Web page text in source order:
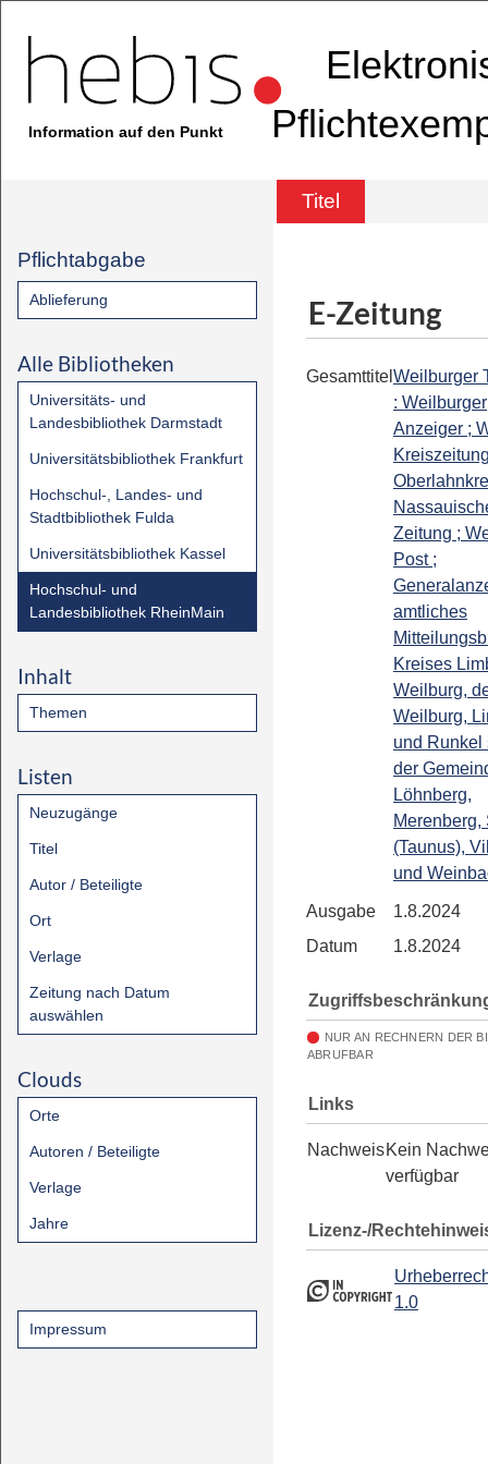
Information auf den Punkt
Titel
Pflichtabgabe
Ablieferung
Alle Bibliotheken
Universitäts- und
Landesbibliothek Darmstadt
Universitätsbibliothek Frankfurt
Hochschul-, Landes- und
Stadtbibliothek Fulda
Universitätsbibliothek Kassel
Hochschul- und
Landesbibliothek RheinMain
Inhalt
Themen
Listen
Neuzugänge
Titel
Autor / Beteiligte
Ort
Verlage
Zeitung nach Datum
auswählen
Clouds
Orte
Autoren / Beteiligte
Verlage
Jahre
Impressum
E-Zeitung
Gesamttitel Weilburger
: Weilburger
Anzeiger ;
Zeitung ;
Post ;
amtliches
Kreises
Weilburg,
Weilburg,
und Runkel
der
Löhnberg,
Merenberg,
(Taunus),
und
Ausgabe
1.8.2024
Datum
1.8.2024
NUR AN RECHNERN DER
ABRUFBAR
Links
NachweisKein
verfügbar
Lizenz-/
1.0